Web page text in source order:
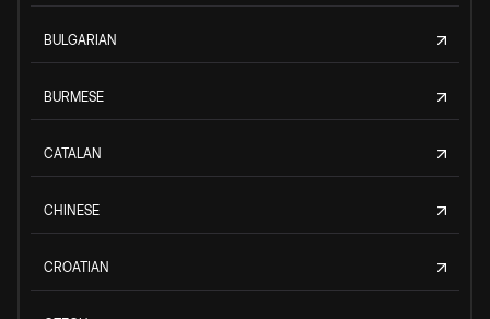
BULGARIAN
BURMESE
CATALAN
CHINESE
CROATIAN